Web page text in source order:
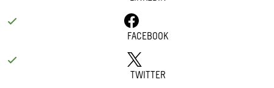
FACEBOOK
TWITTER